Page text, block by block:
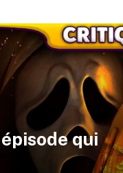
qui